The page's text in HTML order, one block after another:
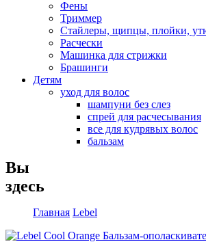
Фены
Триммер
Стайлеры, щипцы, плойки,
Расчески
Машинка для стрижки
Брашинги
Детям
уход для волос
шампуни без слез
спрей для расчесывания
все для кудрявых волос
бальзам
Вы
здесь
Главная Lebel